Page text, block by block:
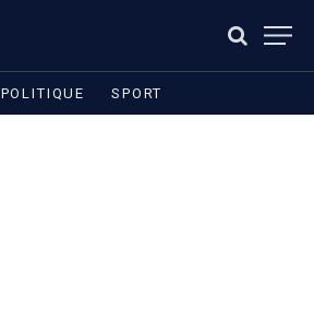
POLITIQUE SPORT